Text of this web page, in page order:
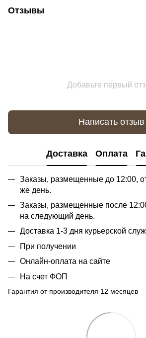
Отзывы
Добавьте первый
Написать отзыв
Доставка Оплата
Заказы, размещенные до 12:00,
же день.
Заказы, размещенные после
на следующий день.
Доставка 1-3 дня курьерской
При получении
Онлайн-оплата на сайте
На счет ФОП
Гарантия от производителя 12 месяцев